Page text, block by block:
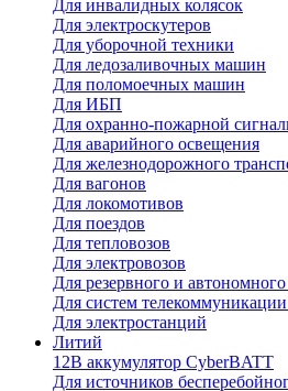
Для инвалидных колясок
Для электроскутеров
Для уборочной техники
Для ледозаливочных машин
Для поломоечных машин
Для ИБП
Для охранно-пожарной
Для аварийного освещения
Для железнодорожного
Для вагонов
Для локомотивов
Для поездов
Для тепловозов
Для электровозов
Для резервного и
Для систем телекоммуникации
Для электростанций
Литий
12В аккумулятор CyberBATT
Для источников